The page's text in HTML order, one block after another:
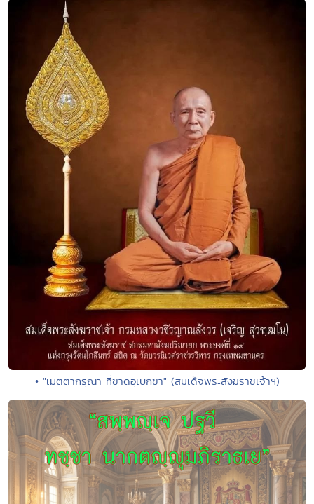
• "เมตตากรุณา ที่ขาดอุเบกขา" (สมเด็จพระสังฆราชเจ้าฯ)